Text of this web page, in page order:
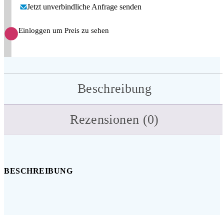
Jetzt unverbindliche Anfrage senden
Einloggen um Preis zu sehen
Beschreibung
Rezensionen (0)
BESCHREIBUNG